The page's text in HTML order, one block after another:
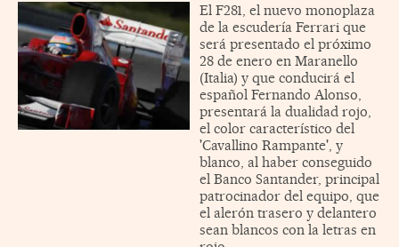
El F281, el nuevo monoplaza
de la escudería Ferrari que
será presentado el próximo
28 de enero en Maranello
(Italia) y que conducirá el
español Fernando Alonso,
presentará la dualidad rojo,
el color característico del
'Cavallino Rampante', y
blanco, al haber conseguido
el Banco Santander, principal
patrocinador del equipo, que
el alerón trasero y delantero
sean blancos con la letras en